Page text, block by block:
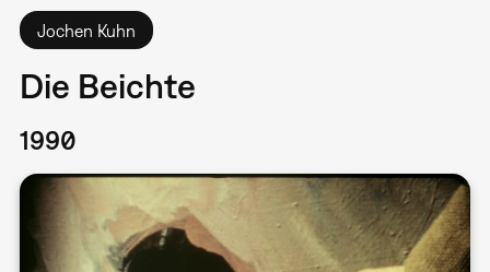
Jochen Kuhn
Die Beichte
1990